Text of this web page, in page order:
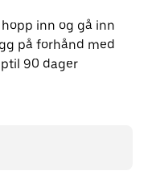
inn og gå inn
på forhånd med
90 dager